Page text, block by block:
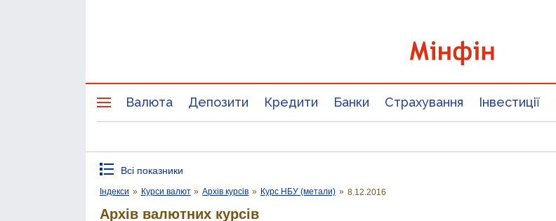
Валюта Депозити Кредити Банки Страхування Інвестиції
Всі показники
Індекси » Курси валют » Архів курсів » Курс НБУ (метали) » 8.12.2016
Архів валютних курсів